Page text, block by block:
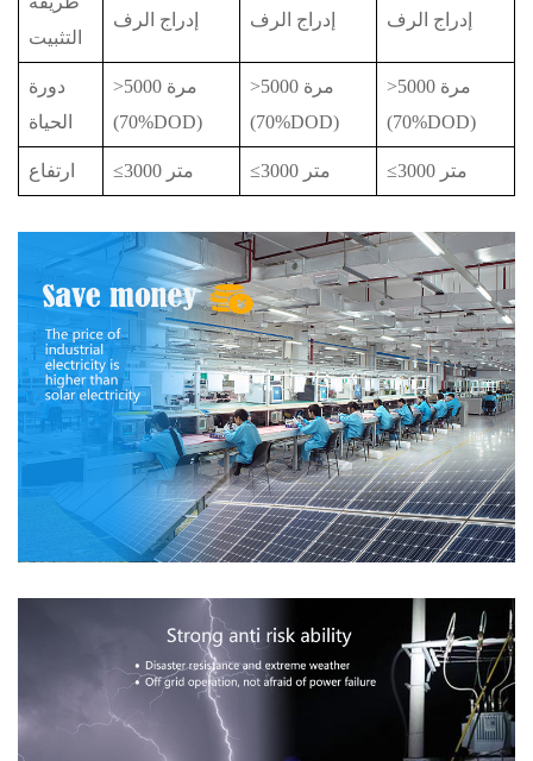
التثبيت
إدراج الرف إدراج الرف إدراج الرف
دورة
الحياة
>5000 مرة
(70%DOD)
>5000 مرة
(70%DOD)
>5000 مرة
(70%DOD)
ارتفاع ≤3000 متر ≤3000 متر ≤3000 متر